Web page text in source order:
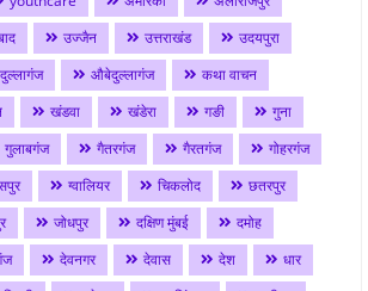
उज्जैन उत्तराखंड
उदयपुरा
औबेदुल्लागंज
कथा वाचन
खंडवा खंडेरा गङी
गुना
गुलाबगंज गैतरगंज गैरतगंज
गोहरगंज
ग्वालियर चिकलोद
छतरपुर
जोधपुर दक्षिण मुंबई
दमोह
देवनगर देवास देश
धार